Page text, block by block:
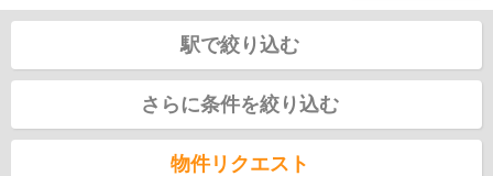
駅で絞り込む
さらに条件を絞り込む
物件リクエスト